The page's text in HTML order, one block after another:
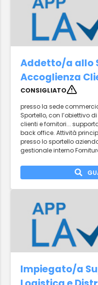
Addetto/a allo
Accoglienza
CONSIGLIATO
presso la sede
Sportello, con l’obiettivo
clienti e fornitori...
back office. Attività
presso lo sportello
gestionale interno
Impiegato/a